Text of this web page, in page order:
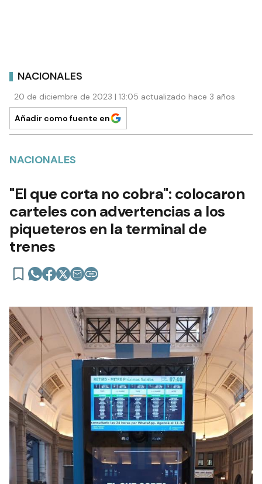
NACIONALES
20 de diciembre de 2023 | 13:05 actualizado hace 3 años
Añadir como fuente en
NACIONALES
"El que corta no cobra": colocaron
carteles con advertencias a los
piqueteros en la terminal de
trenes